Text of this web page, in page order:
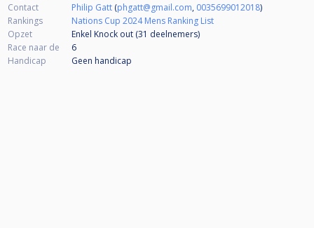
Contact
Philip Gatt (phgatt@gmail.com, 0035699012018)
Rankings
Nations Cup 2024 Mens Ranking List
Opzet
Enkel Knock out (31 deelnemers)
Race naar de
6
Handicap
Geen handicap